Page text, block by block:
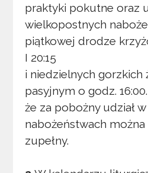
praktyki pokutne oraz
wielkopostnych
piątkowej drodze
I 20:15
i niedzielnych gorzkich
pasyjnym o godz.
że za pobożny udział
nabożeństwach
zupełny.